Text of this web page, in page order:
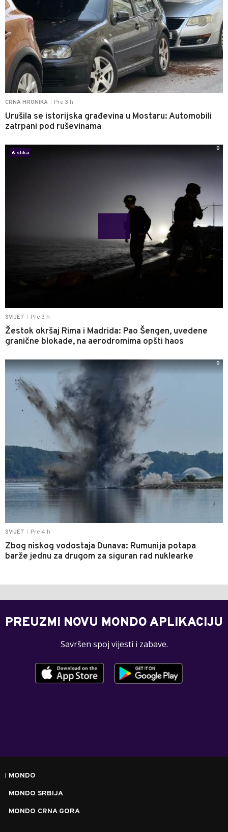
CRNA HRONIKA Pre 3 h
Urušila se istorijska građevina u Mostaru: Automobili
zatrpani pod ruševinama
SVIJET Pre 3 h
Žestok okršaj Rima i Madrida: Pao Šengen, uvedene
granične blokade, na aerodromima opšti haos
6 slika
0
SVIJET Pre 4 h
Zbog niskog vodostaja Dunava: Rumunija potapa
barže jednu za drugom za siguran rad nuklearke
0
PREUZMI NOVU MONDO APLIKACIJU
Savršen spoj vijesti i zabave.
MONDO
MONDO SRBIJA
MONDO CRNA GORA